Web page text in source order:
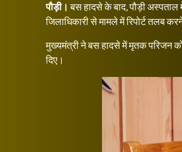
पौड़ी। बस हादसे के बाद, पौड़ी अस्पताल
जिलाधिकारी से मामले में रिपोर्ट तलब
मुख्यमंत्री ने बस हादसे में मृतक परिजन
दिए।